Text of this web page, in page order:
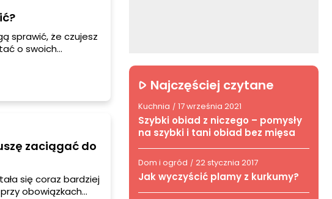
sprawić, że czujesz
o swoich
zaciągać do
się coraz bardziej
obowiązkach
Najczęściej czytane
Kuchnia / 17 września 2021
Szybki obiad z niczego – pomysły
na szybki i tani obiad bez mięsa
Dom i ogród / 22 stycznia 2017
Jak wyczyścić plamy z kurkumy?